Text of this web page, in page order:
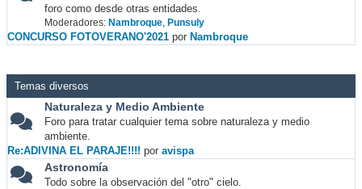
foro como desde otras entidades.
Moderadores: Nambroque, Punsuly
CONCURSO FOTOVERANO'2021 por Nambroque
Temas diversos
Naturaleza y Medio Ambiente
Foro para tratar cualquier tema sobre naturaleza y medio
ambiente.
Re:ADIVINA EL PARAJE!!!! por avispa
Astronomía
Todo sobre la observación del "otro" cielo.